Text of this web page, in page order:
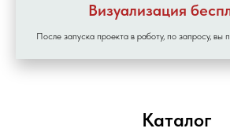
Визуализация
После запуска проекта в работу, по запросу, вы
Каталог